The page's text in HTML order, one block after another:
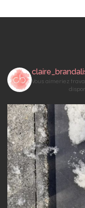
A
N
D
E
L
’
A
R
T
I
C
L
E
Vous aimeriez